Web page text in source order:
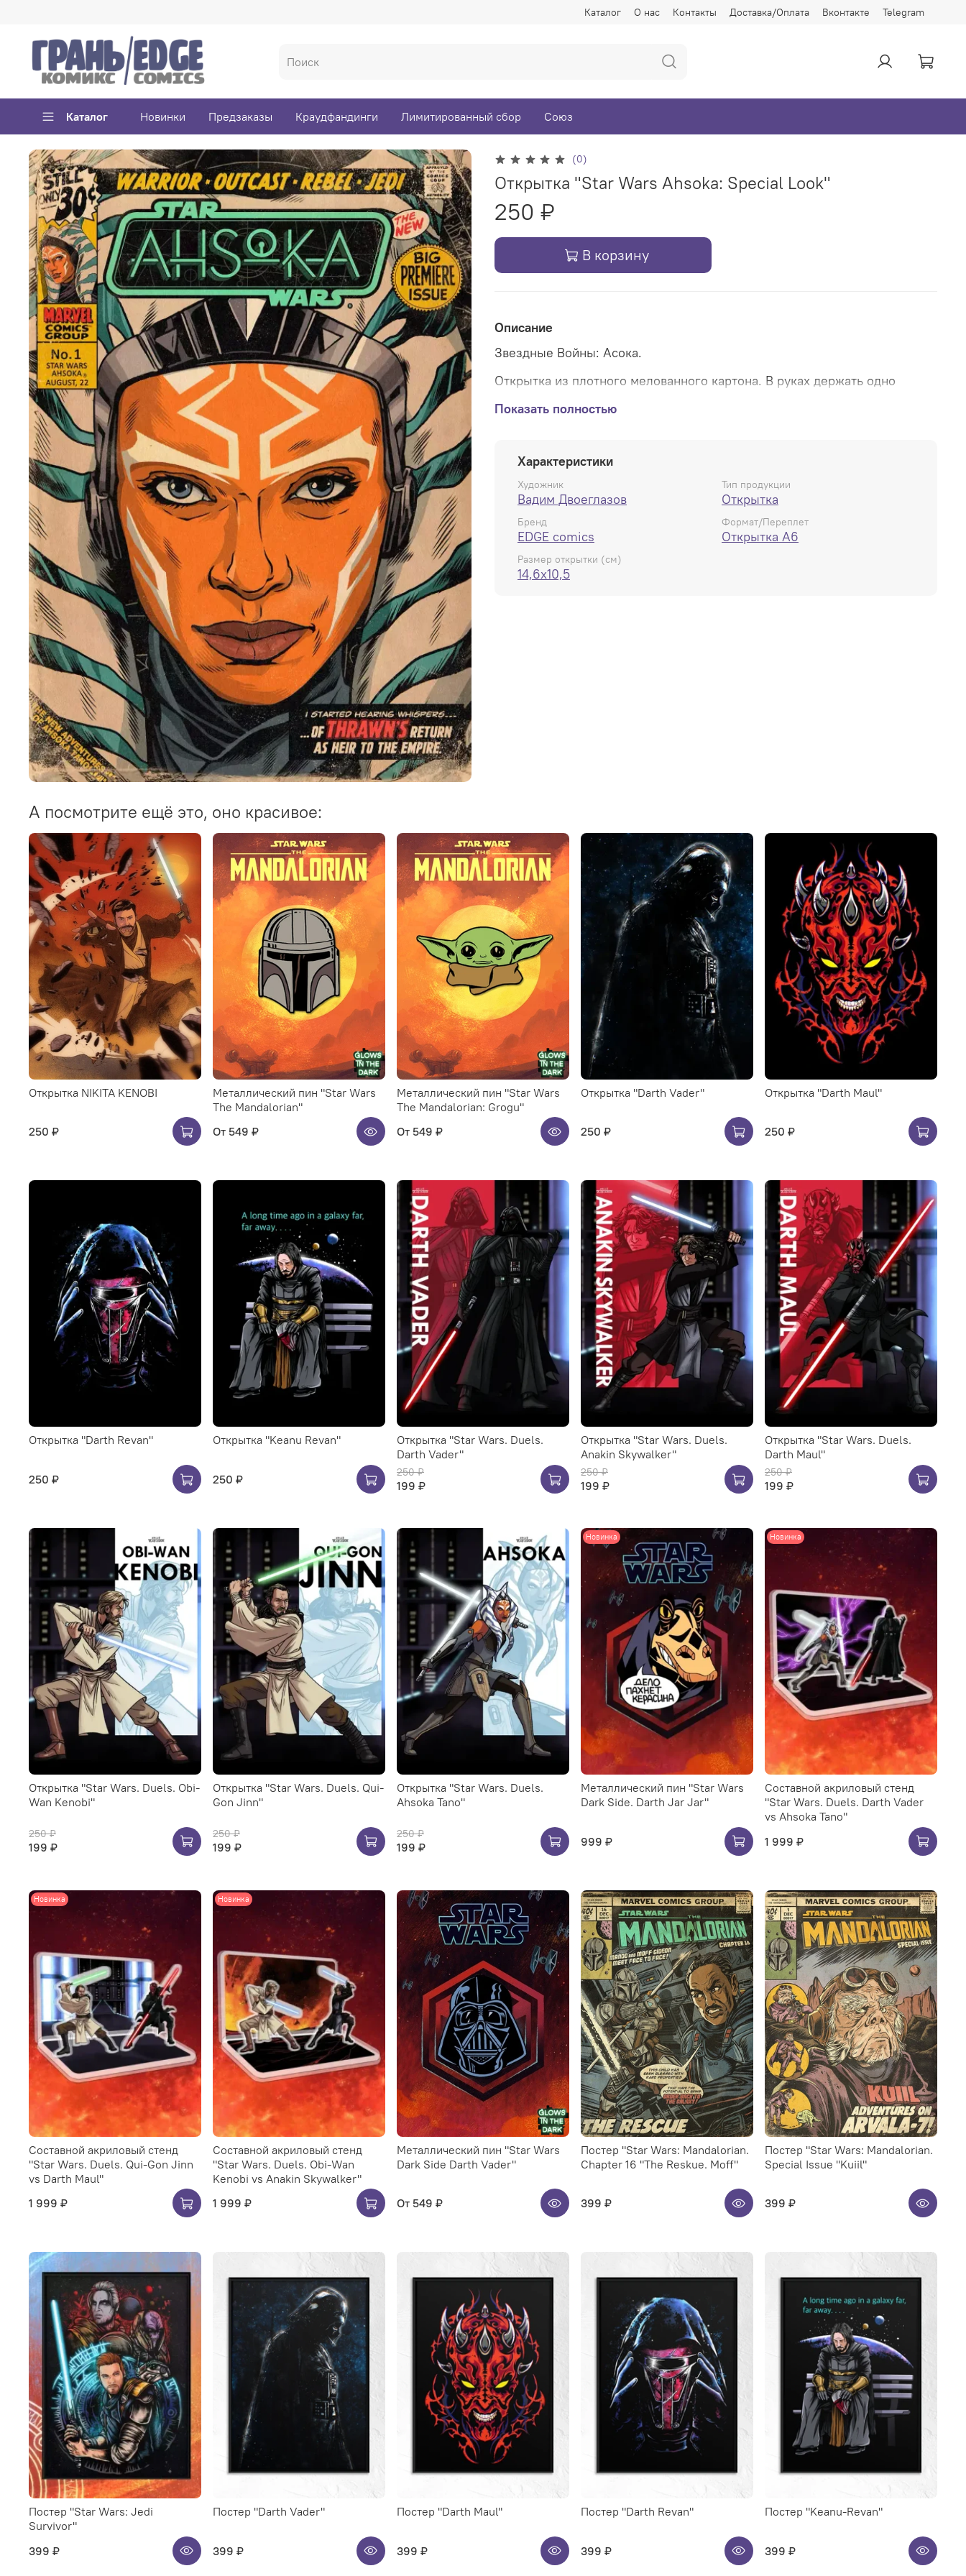
Каталог О нас Контакты Доставка/Оплата Вконтакте Telegram
Каталог Новинки Предзаказы Краудфандинги Лимитированный сбор Союз
(0)
Открытка "Star Wars Ahsoka: Special Look"
250 ₽
В корзину
Описание
Звездные Войны: Асока.
Открытка из плотного мелованного картона. В руках держать одно
Показать полностью
Характеристики
Художник
Вадим Двоеглазов
Тип продукции
Открытка
Бренд
EDGE comics
Формат/Переплет
Открытка А6
Размер открытки (см)
14,6x10,5
А посмотрите ещё это, оно красивое:
Открытка NIKITA KENOBI
250 ₽
Металлический пин "Star Wars
The Mandalorian"
От 549 ₽
Металлический пин "Star Wars
The Mandalorian: Grogu"
От 549 ₽
Открытка "Darth Vader"
250 ₽
Открытка "Darth Maul"
250 ₽
Открытка "Darth Revan"
250 ₽
Открытка "Keanu Revan"
250 ₽
Открытка "Star Wars. Duels.
Darth Vader"
250 ₽
199 ₽
Открытка "Star Wars. Duels.
Anakin Skywalker"
250 ₽
199 ₽
Открытка "Star Wars. Duels.
Darth Maul"
250 ₽
199 ₽
Открытка "Star Wars. Duels. Obi-
Wan Kenobi"
250 ₽
199 ₽
Открытка "Star Wars. Duels. Qui-
Gon Jinn"
250 ₽
199 ₽
Открытка "Star Wars. Duels.
Ahsoka Tano"
250 ₽
199 ₽
Новинка
Металлический пин "Star Wars
Dark Side. Darth Jar Jar"
999 ₽
Новинка
Составной акриловый стенд
"Star Wars. Duels. Darth Vader
vs Ahsoka Tano"
1 999 ₽
Новинка
Составной акриловый стенд
"Star Wars. Duels. Qui-Gon Jinn
vs Darth Maul"
1 999 ₽
Новинка
Составной акриловый стенд
"Star Wars. Duels. Obi-Wan
Kenobi vs Anakin Skywalker"
1 999 ₽
Металлический пин "Star Wars
Dark Side Darth Vader"
От 549 ₽
Постер "Star Wars: Mandalorian.
Chapter 16 "The Reskue. Moff"
399 ₽
Постер "Star Wars: Mandalorian.
Special Issue "Kuiil"
399 ₽
Постер "Star Wars: Jedi
Survivor"
399 ₽
Постер "Darth Vader"
399 ₽
Постер "Darth Maul"
399 ₽
Постер "Darth Revan"
399 ₽
Постер "Keanu-Revan"
399 ₽